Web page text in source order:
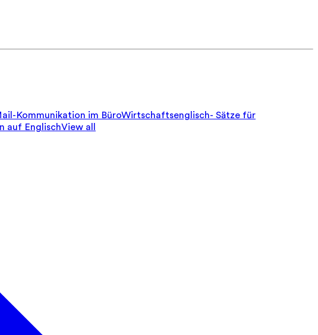
Kommunikation im BüroWirtschaftsenglisch- Sätze für
auf EnglischView all